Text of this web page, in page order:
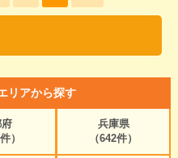
リアから探す
）
兵庫県
（642件）